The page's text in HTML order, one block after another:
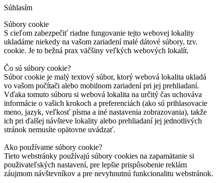
Súhlasím
Súbory cookie
S cieľom zabezpečiť riadne fungovanie tejto webovej lokality
ukladáme niekedy na vašom zariadení malé dátové súbory, tzv.
cookie. Je to bežná prax väčšiny veľkých webových lokalít.
Čo sú súbory cookie?
Súbor cookie je malý textový súbor, ktorý webová lokalita ukladá
vo vašom počítači alebo mobilnom zariadení pri jej prehliadaní.
Vďaka tomuto súboru si webová lokalita na určitý čas uchováva
informácie o vašich krokoch a preferenciách (ako sú prihlasovacie
meno, jazyk, veľkosť písma a iné nastavenia zobrazovania), takže
ich pri ďalšej návšteve lokality alebo prehliadaní jej jednotlivých
stránok nemusíte opätovne uvádzať.
Ako používame súbory cookie?
Tieto webstránky používajú súbory cookies na zapamätanie si
použivateľských nastavení, pre lepšie prispôsobenie reklám
záujmom návštevníkov a pre nevyhnutnú funkcionalitu webstránok.